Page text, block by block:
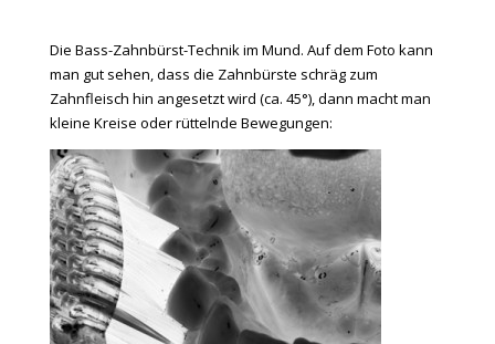
Die Bass-Zahnbürst-Technik im Mund. Auf dem Foto kann
man gut sehen, dass die Zahnbürste schräg zum
Zahnfleisch hin angesetzt wird (ca. 45°), dann macht man
kleine Kreise oder rüttelnde Bewegungen: